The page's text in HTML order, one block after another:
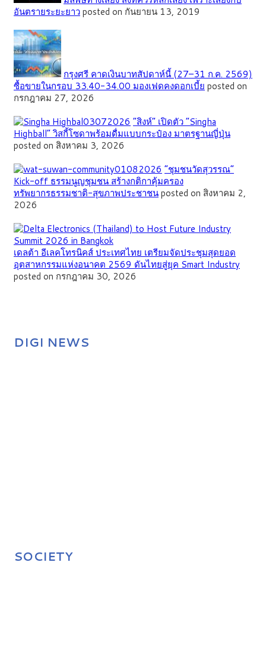
อันตรายระยะยาวposted on กันยายน 13, 2019
กรุงศรี คาดเงินบาทสัปดาห์นี้ (27–31 ก.ค. 2569)
ซื้อขายในกรอบ 33.40-34.00 มองเฟดคงดอกเบี้ย posted on
กรกฎาคม 27, 2026
“สิงห์” เปิดตัว “Singha
Highball” วิสกี้โซดาพร้อมดื่มแบบกระป๋อง มาตรฐานญี่ปุ่น
posted on สิงหาคม 3, 2026
”ชุมชนวัดสุวรรณ”
Kick-off ธรรมนูญชุมชน สร้างกติกาคุ้มครอง
ทรัพยากรธรรมชาติ-สุขภาพประชาชนposted on สิงหาคม 2,
2026
เดลต้า อีเลคโทรนิคส์ ประเทศไทย เตรียมจัดประชุมสุดยอด
อุตสาหกรรมแห่งอนาคต 2569 ดันไทยสู่ยุค Smart Industry
posted on กรกฎาคม 30, 2026
DIGI NEWS
SOCIETY